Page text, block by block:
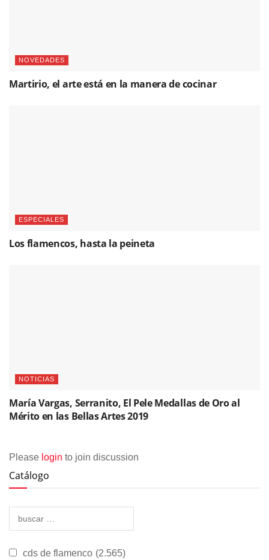
NOVEDADES
Martirio, el arte está en la manera de cocinar
ESPECIALES
Los flamencos, hasta la peineta
NOTICIAS
María Vargas, Serranito, El Pele Medallas de Oro al
Mérito en las Bellas Artes 2019
Please login to join discussion
Catálogo
cds de flamenco (2.565)